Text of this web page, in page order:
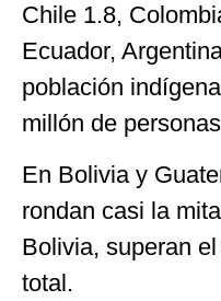
Chile 1.8,
Ecuador,
población
millón de
En Bolivia y
rondan casi la
Bolivia, superan
total.